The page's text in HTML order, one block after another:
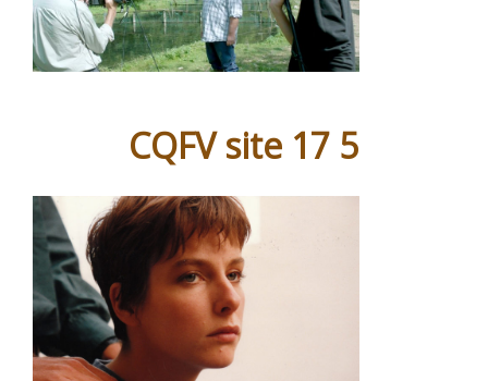
CQFV site 17 5